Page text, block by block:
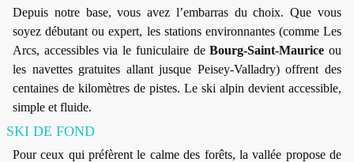
Depuis notre base, vous avez l’embarras du choix. Que vous
soyez débutant ou expert, les stations environnantes (comme Les
Arcs, accessibles via le funiculaire deBourg-Saint-Maurice ou
les navettes gratuites allant jusque Peisey-Valladry) offrent des
centaines de kilomètres de pistes. Le ski alpin devient accessible,
simple et fluide.
SKI DE FOND
Pour ceux qui préfèrent le calme des forêts, la vallée propose de